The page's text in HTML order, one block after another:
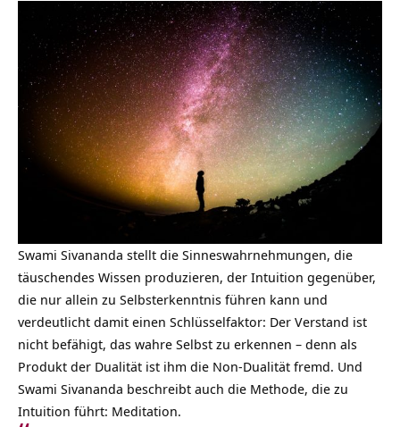
Swami Sivananda stellt die Sinneswahrnehmungen, die
täuschendes Wissen produzieren, der Intuition gegenüber,
die nur allein zu Selbsterkenntnis führen kann und
verdeutlicht damit einen Schlüsselfaktor: Der Verstand ist
nicht befähigt, das wahre Selbst zu erkennen – denn als
Produkt der Dualität ist ihm die Non-Dualität fremd. Und
Swami Sivananda beschreibt auch die Methode, die zu
Intuition führt: Meditation.